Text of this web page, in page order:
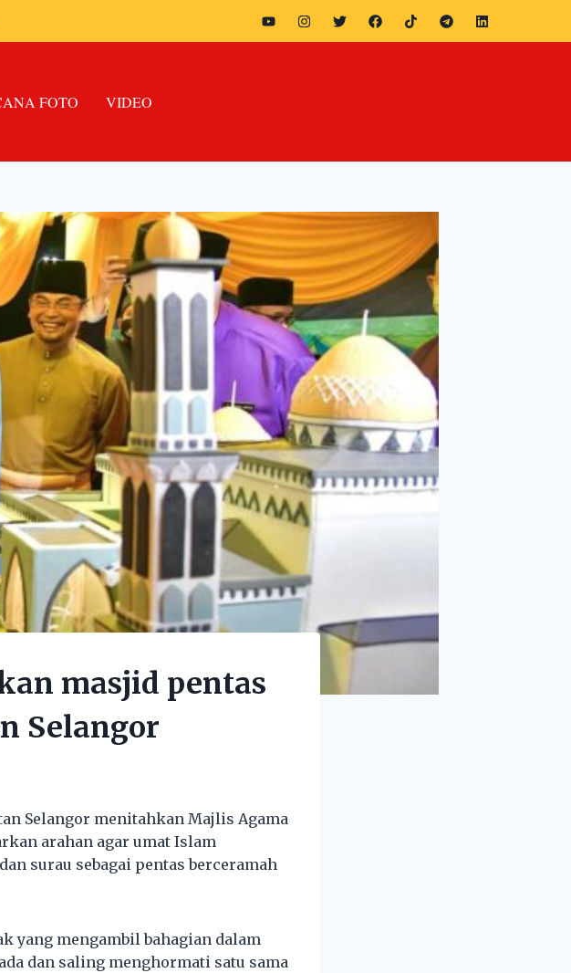
FOTO VIDEO
masjid pentas
Selangor
Selangor menitahkan Majlis Agama
arahan agar umat Islam
surau sebagai pentas berceramah
yang mengambil bahagian dalam
dan saling menghormati satu sama